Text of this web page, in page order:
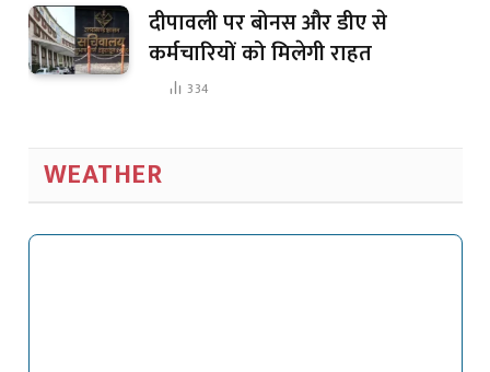
दीपावली पर बोनस और डीए से
कर्मचारियों को मिलेगी राहत
334
WEATHER